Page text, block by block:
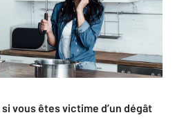
vous êtes victime d’un dégât